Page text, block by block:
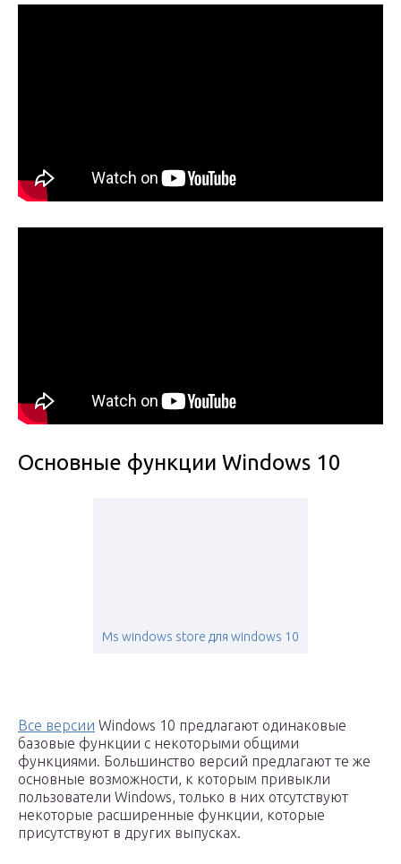
Основные функции Windows 10
Ms windows store для windows 10
Все версии Windows 10 предлагают одинаковые
базовые функции с некоторыми общими
функциями. Большинство версий предлагают те же
основные возможности, к которым привыкли
пользователи Windows, только в них отсутствуют
некоторые расширенные функции, которые
присутствуют в других выпусках.